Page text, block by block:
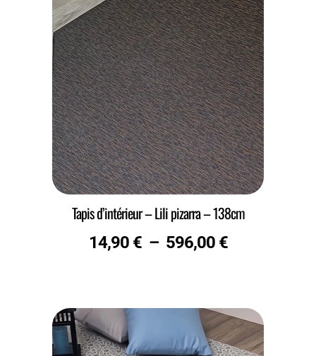
Tapis d’intérieur – Lili pizarra – 138cm
14,90 € – 596,00 €